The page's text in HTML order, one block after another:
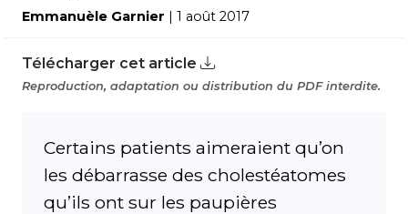
Emmanuèle Garnier | 1 août 2017
Télécharger cet article
Reproduction, adaptation ou distribution du PDF interdite.
Certains patients aimeraient qu’on
les débarrasse des cholestéatomes
qu’ils ont sur les paupières